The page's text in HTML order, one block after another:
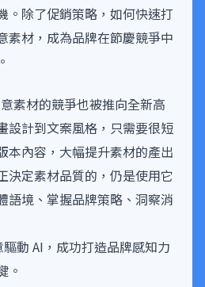
。除了促銷策略，如何快速打
素材，成為品牌在節慶競爭中
素材的競爭也被推向全新高
設計到文案風格，只需要很短
本內容，大幅提升素材的產出
決定素材品質的，仍是使用它
境、掌握品牌策略、洞察消
動 AI，成功打造品牌感知力
。